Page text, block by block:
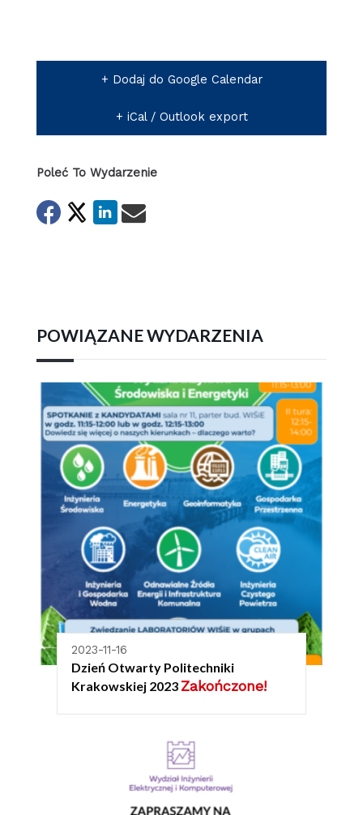
+ Dodaj do Google Calendar
+ iCal / Outlook export
Poleć To Wydarzenie
POWIĄZANE WYDARZENIA
2023-11-16
Dzień Otwarty Politechniki
Krakowskiej 2023 Zakończone!